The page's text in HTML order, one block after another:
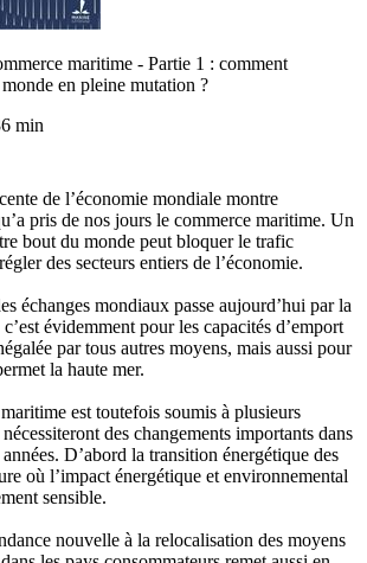
maritime - Partie 1 : comment
monde en pleine mutation ?
min
de l’économie mondiale montre
pris de nos jours le commerce maritime. Un
bout du monde peut bloquer le trafic
des secteurs entiers de l’économie.
échanges mondiaux passe aujourd’hui par la
évidemment pour les capacités d’emport
par tous autres moyens, mais aussi pour
la haute mer.
est toutefois soumis à plusieurs
des changements importants dans
D’abord la transition énergétique des
où l’impact énergétique et environnemental
sensible.
nouvelle à la relocalisation des moyens